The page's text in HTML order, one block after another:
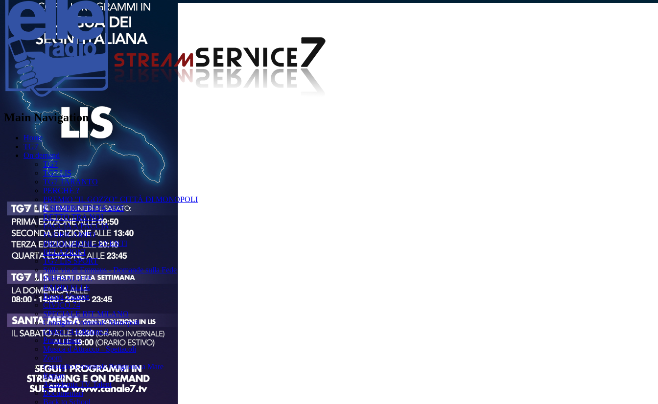
Main Navigation
Home
TG7
On demand
TG7
TG7 LIS
TG7 TARANTO
PERCHÉ ?
PREMIO "IL GOZZO" CITTÀ DI MONOPOLI
È SEMPRE FESTA 2025
DETTO TRA NOI
FACCIA A FACCIA
FUORICAMPO
PRODUZIONI - EVENTI
RELAZIONI
TG7 LIS SPORT
Sulla via di Emmaus - Domande sulla Fede
INFOSALUTE
RADIO ELLE
Buona Visione
CIVICO 74
SPECIALE BIT MILANO
Consiglio Comunale Monopoli
Civico 74 Edizione 2
Primo piano
Musica d'Attracco - Spettacoli
Zoom
Consiglio Comunale Polignano a Mare
Replay
Accademia TV Talent
Documentari
Back to School